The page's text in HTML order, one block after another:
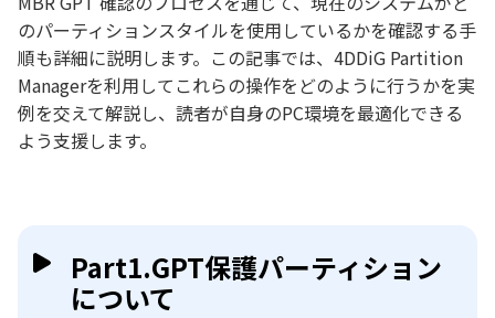
のパーティションスタイルを使用しているかを確認する手
順も詳細に説明します。この記事では、4DDiG Partition
Managerを利用してこれらの操作をどのように行うかを実
例を交えて解説し、読者が自身のPC環境を最適化できる
よう支援します。
Part1.GPT保護パーティション
について